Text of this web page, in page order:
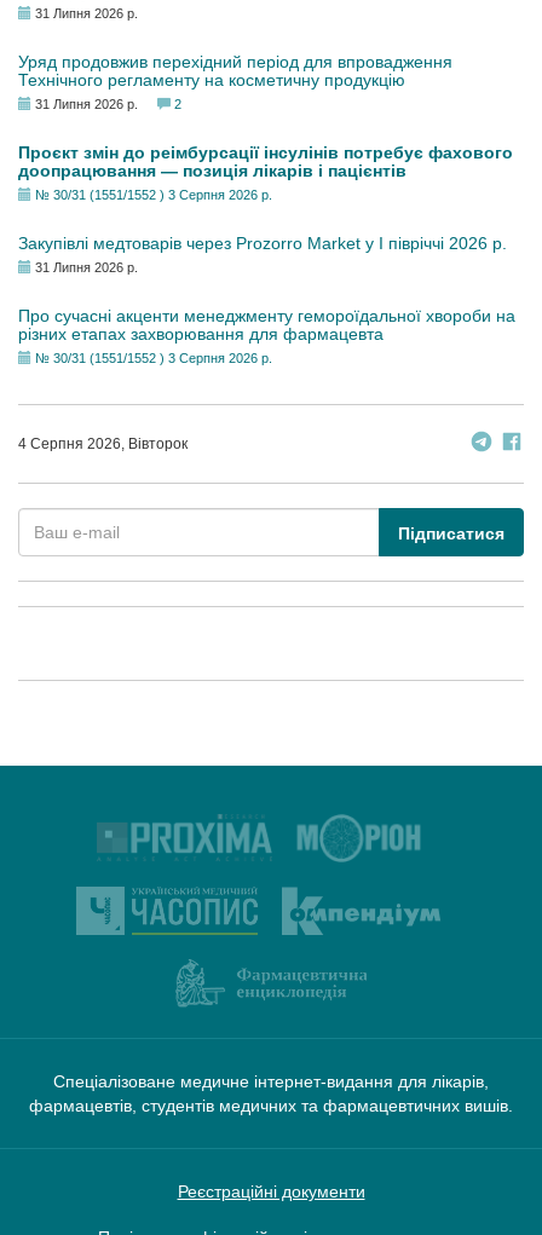
31 Липня 2026 р.
Уряд продовжив перехідний період для впровадження
Технічного регламенту на косметичну продукцію
31 Липня 2026 р. 2
Проєкт змін до реімбурсації інсулінів потребує фахового
доопрацювання — позиція лікарів і пацієнтів
№ 30/31 (1551/1552 ) 3 Серпня 2026 р.
Закупівлі медтоварів через Prozorro Market у I півріччі 2026 р.
31 Липня 2026 р.
Про сучасні акценти менеджменту гемороїдальної хвороби на
різних етапах захворювання для фармацевта
№ 30/31 (1551/1552 ) 3 Серпня 2026 р.
4 Серпня 2026, Вівторок
Підписатися
Спеціалізоване медичне інтернет-видання для лікарів,
фармацевтів, студентів медичних та фармацевтичних вишів.
Реєстраційні документи